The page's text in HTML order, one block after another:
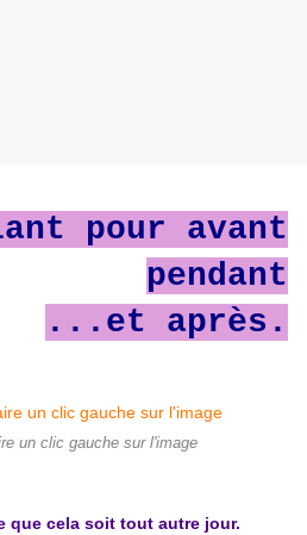
pour avant
pendant
...et après.
un clic gauche sur l'image
que cela soit tout autre jour.